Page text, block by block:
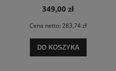
349,00 zł
Cena netto: 283,74 zł
DO KOSZYKA